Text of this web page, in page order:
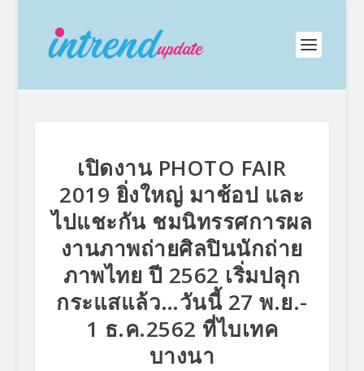
เปิดงาน PHOTO FAIR
2019 ยิ่งใหญ่ มาช้อป และ
ไปแชะกัน ชมนิทรรศการผล
งานภาพถ่ายศิลปินนักถ่าย
ภาพไทย ปี 2562 เริ่มปลุก
กระแสแล้ว…วันนี้ 27 พ.ย.-
1 ธ.ค.2562 ที่ไบเทค
บางนา